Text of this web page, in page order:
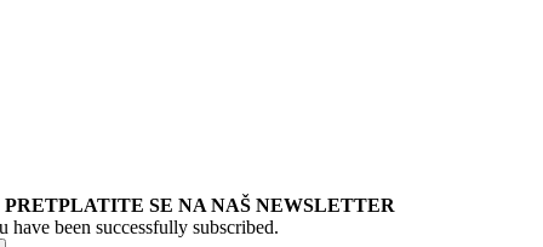
PRETPLATITE SE NA NAŠ NEWSLETTER
have been successfully subscribed.